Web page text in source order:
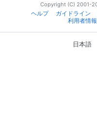
Copyright (C) 2001-
ヘルプ
ガイドライン
利用者情
日本語